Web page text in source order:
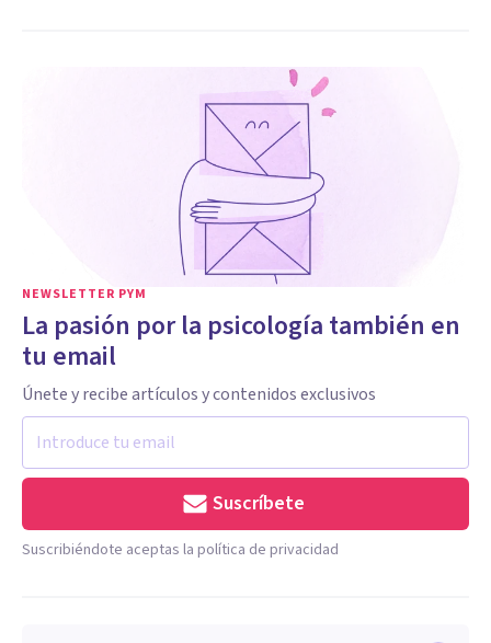
NEWSLETTER PYM
La pasión por la psicología también en
tu email
Únete y recibe artículos y contenidos exclusivos
Suscríbete
Suscribiéndote aceptas la política de privacidad